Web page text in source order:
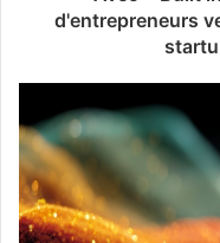
d'entrepreneurs